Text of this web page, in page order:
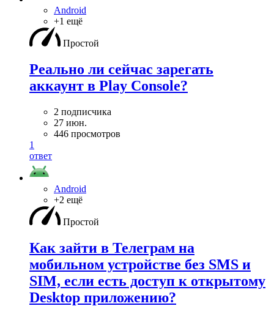
Android
+1 ещё
Простой
Реально ли сейчас зарегать
аккаунт в Play Console?
2 подписчика
27 июн.
446 просмотров
1
ответ
Android
+2 ещё
Простой
Как зайти в Телеграм на
мобильном устройстве без SMS и
SIM, если есть доступ к открытому
Desktop приложению?